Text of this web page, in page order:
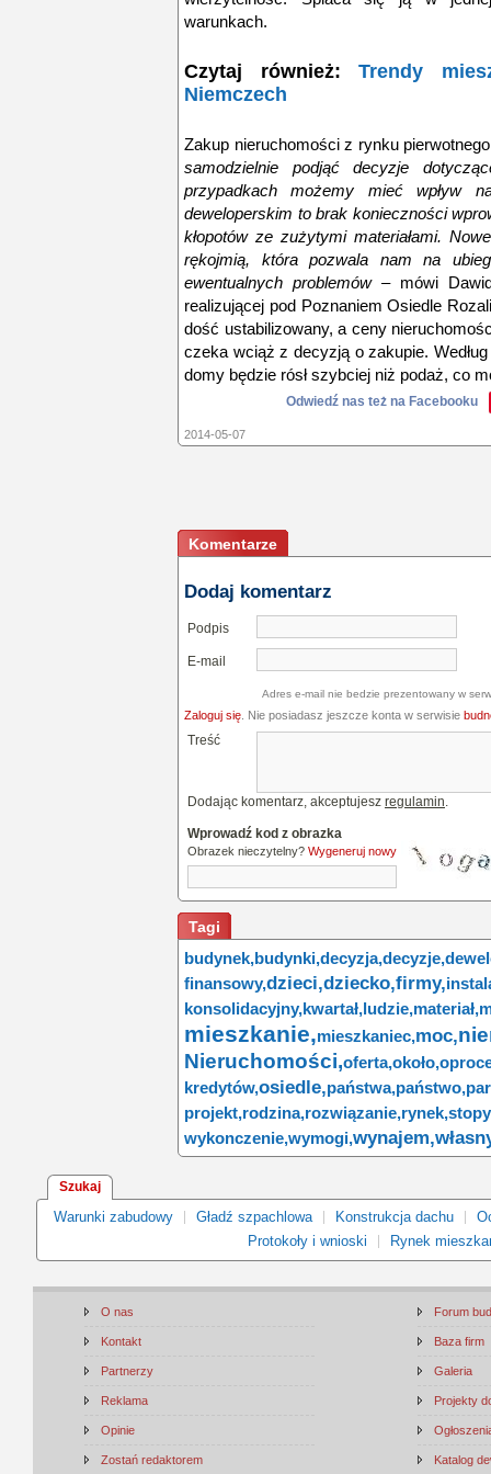
warunkach.
Czytaj również:Trendy
Niemczech
Zakup nieruchomości z rynku
samodzielnie podjąć decyzje
przypadkach możemy mieć wpływ
deweloperskim to brak konieczności
kłopotów ze zużytymi materiałami.
rękojmią, która pozwala nam na
ewentualnych problemów– mówi
realizującej pod Poznaniem Osiedle
dość ustabilizowany, a ceny
czeka wciąż z decyzją o zakupie.
domy będzie rósł szybciej niż podaż, co
Odwiedź nas też na Facebooku
2014-05-07
Komentarze
Dodaj komentarz
Podpis
E-mail
Adres e-mail nie bedzie prezentowany w
Zaloguj się . Nie posiadasz jeszcze konta w serwisie
Treść
Dodając komentarz, akceptujesz regulamin.
Wprowadź kod z obrazka
Obrazek nieczytelny? Wygeneruj nowy
Tagi
budynek,budynki,decyzja,decyzje,
finansowy,dzieci,dziecko,firmy,
konsolidacyjny,kwartał,ludzie,materiał,
mieszkanie,mieszkaniec,moc,
Nieruchomości,oferta,około,
kredytów,osiedle,państwa,państwo,
projekt,rodzina,rozwiązanie,rynek,
wykonczenie,wymogi,wynajem,
Szukaj
Warunki zabudowy Gładź szpachlowa Konstrukcja dachu
Protokoły i wnioski
Rynek
O nas
Kontakt
Partnerzy
Reklama
Opinie
Zostań redaktorem
Forum
Baza firm
Galeria
Projekty
Katalog